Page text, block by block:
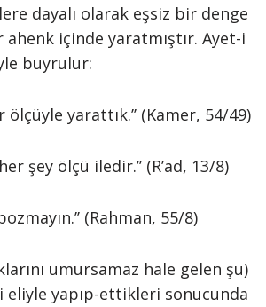
dayalı olarak eşsiz bir denge
içinde yaratmıştır. Ayet-i
buyrulur:
ölçüyle yarattık.’’ (Kamer, 54/49)
şey ölçü iledir.’’ (R’ad, 13/8)
(Rahman, 55/8)
umursamaz hale gelen şu)
eliyle yapıp-ettikleri sonucunda